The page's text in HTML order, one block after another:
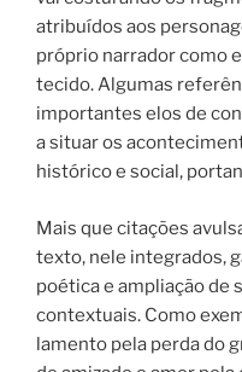
atribuídos aos
próprio narrador como
tecido. Algumas
importantes elos de
a situar os
histórico e social,
Mais que citações
texto, nele integrados,
poética e ampliação de
contextuais. Como
lamento pela perda do